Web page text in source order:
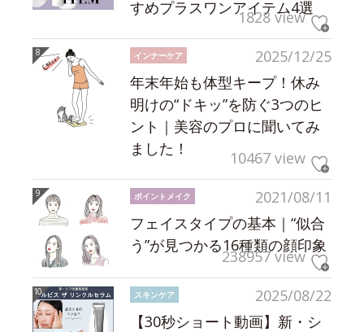
すめプラスワンアイテム4選
1828 view
2025/12/25
インナーケア
年末年始も体型キープ！休み
明けの“ドキッ”を防ぐ3つのヒ
ント｜美容のプロに聞いてみ
ました！
10467 view
2021/08/11
ポイントメイク
フェイスタイプの基本｜“似合
う”が見つかる16種類の顔印象
238957 view
2025/08/22
スキンケア
【30秒ショート動画】新・シ